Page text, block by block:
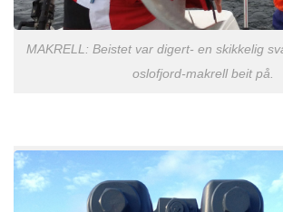
MAKRELL: Beistet var digert- en skikkelig
oslofjord-makrell beit på.